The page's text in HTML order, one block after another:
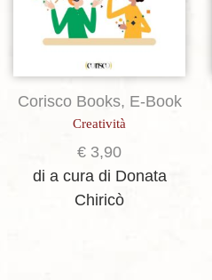
Corisco Books, E-Book
Creatività
€ 3,90
di a cura di Donata
Chiricò